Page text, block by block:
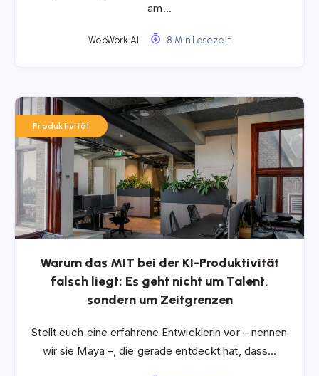
am…
WebWork AI 8 Min Lesezeit
Produktivität
Warum das MIT bei der KI-Produktivität
falsch liegt: Es geht nicht um Talent,
sondern um Zeitgrenzen
Stellt euch eine erfahrene Entwicklerin vor – nennen
wir sie Maya –, die gerade entdeckt hat, dass…